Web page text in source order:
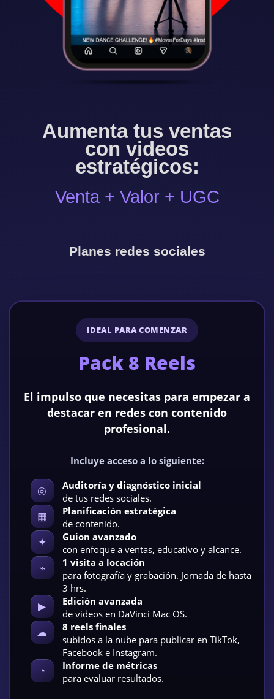
Aumenta tus ventas
con videos
estratégicos:
Venta + Valor + UGC
Planes redes sociales
IDEAL PARA COMENZAR
Pack 8 Reels
El impulso que necesitas para empezar a
destacar en redes con contenido
profesional.
Incluye acceso a lo siguiente:
◎
Auditoría y diagnóstico inicial
de tus redes sociales.
▦
Planificación estratégica
de contenido.
✦
Guion avanzado
con enfoque a ventas, educativo y alcance.
⌁
1 visita a locación
para fotografía y grabación. Jornada de hasta
3 hrs.
▶
Edición avanzada
de videos en DaVinci Mac OS.
☁
8 reels finales
subidos a la nube para publicar en TikTok,
Facebook e Instagram.
◔
Informe de métricas
para evaluar resultados.